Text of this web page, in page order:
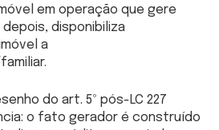
em operação que gere
depois, disponibiliza
a
do art. 5º pós-LC 227
o fato gerador é construído